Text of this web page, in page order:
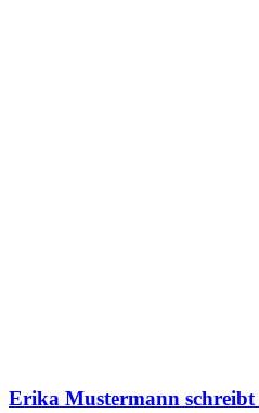
Erika Mustermann schreibt